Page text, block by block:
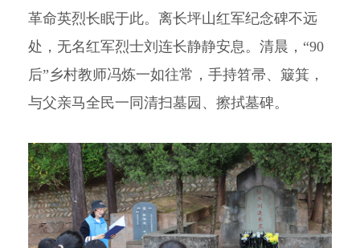
革命英烈长眠于此。离长坪山红军纪念碑不远
处，无名红军烈士刘连长静静安息。清晨，“90
后”乡村教师冯炼一如往常，手持笤帚、簸箕，
与父亲马全民一同清扫墓园、擦拭墓碑。